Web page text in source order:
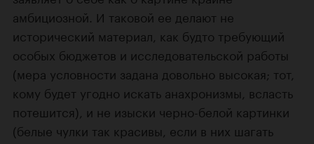
амбициозной. И таковой ее делают не
исторический материал, как будто требующий
особых бюджетов и исследовательской работы
(мера условности задана довольно высокая; тот,
кому будет угодно искать анахронизмы, всласть
потешится), и не изыски черно-белой картинки
(белые чулки так красивы, если в них шагать